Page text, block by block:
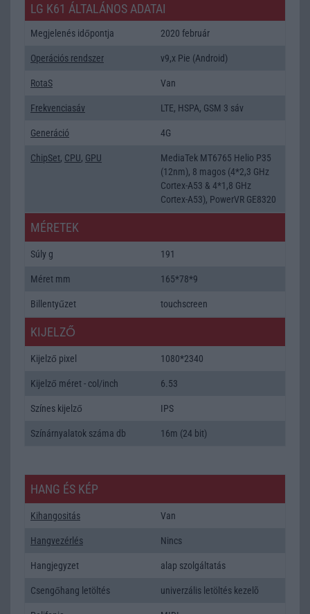
LG K61 ÁLTALÁNOS ADATAI
Megjelenés időpontja 2020 február
Operációs rendszer v9,x Pie (Android)
RotaS Van
Frekvenciasáv LTE, HSPA, GSM 3 sáv
Generáció 4G
ChipSet, CPU, GPU
MediaTek MT6765 Helio P35
(12nm), 8 magos (4*2,3 GHz
Cortex-A53 & 4*1,8 GHz
Cortex-A53), PowerVR GE8320
MÉRETEK
Súly g 191
Méret mm 165*78*9
Billentyűzet touchscreen
KIJELZŐ
Kijelző pixel 1080*2340
Kijelző méret - col/inch 6.53
Színes kijelző IPS
Színárnyalatok száma db 16m (24 bit)
HANG ÉS KÉP
Kihangositás Van
Hangvezérlés Nincs
Hangjegyzet alap szolgáltatás
Csengőhang letöltés univerzális letöltés kezelõ